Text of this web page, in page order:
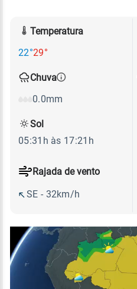
Temperatura
22°29°
Chuva
0.0mm
Rajada de vento
SE - 32km/h
Sol
05:31h às 17:21h